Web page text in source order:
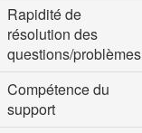
Rapidité de
résolution des
questions/problèmes
Compétence du
support